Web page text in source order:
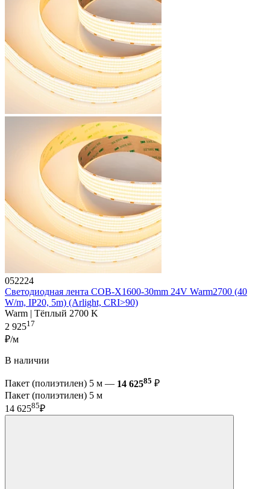
052224
Светодиодная лента COB-X1600-30mm 24V Warm2700 (40
W/m, IP20, 5m) (Arlight, CRI>90)
Warm | Тёплый 2700 K
2 92517
₽/м
В наличии
Пакет (полиэтилен) 5 м — 14 62585 ₽
Пакет (полиэтилен) 5 м
14 62585₽